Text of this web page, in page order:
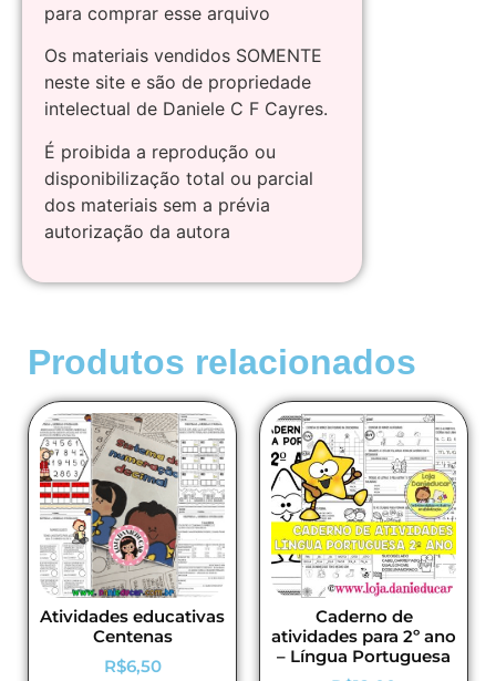
para comprar esse arquivo
Os materiais vendidos SOMENTE
neste site e são de propriedade
intelectual de Daniele C F Cayres.
É proibida a reprodução ou
disponibilização total ou parcial
dos materiais sem a prévia
autorização da autora
Produtos relacionados
Atividades educativas
Centenas
R$6,50
Caderno de
atividades para 2º ano
– Língua Portuguesa